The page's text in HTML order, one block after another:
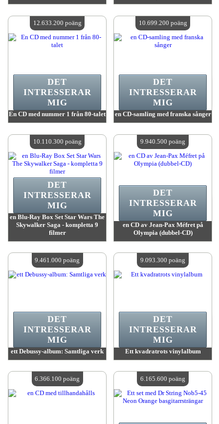
Antal tillgängliga:4
Antal tillgängliga:4
En CD med nummer 1 från 80-talet
Antal tillgängliga:4
DET
INTRESSERAR
MIG
12.633.200 poäng
en CD-samling med franska sånger
Antal tillgängliga:4
DET
INTRESSERAR
MIG
10.699.200 poäng
en Blu-Ray Box Set Star Wars The
Skywalker Saga - kompletta 9
filmer
Antal tillgängliga:4
DET
INTRESSERAR
MIG
10.110.300 poäng
en CD av Jean-Pax Méfret på
Olympia (dubbel-CD)
Antal tillgängliga:4
DET
INTRESSERAR
MIG
9.940.500 poäng
ett Debussy-album: Samtliga verk
Antal tillgängliga:4
DET
INTRESSERAR
MIG
9.461.000 poäng
Ett kvadratrots vinylalbum
Antal tillgängliga:4
DET
INTRESSERAR
MIG
9.093.300 poäng
6.366.100 poäng 6.165.600 poäng